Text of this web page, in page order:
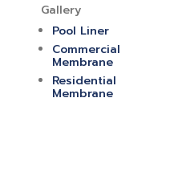
Gallery
Pool Liner
Commercial
Membrane
Residential
Membrane